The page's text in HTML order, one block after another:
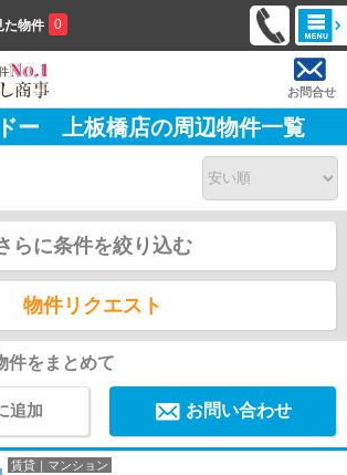
た物件 0
お問合せ
ー 上板橋店の周辺物件一覧
らに条件を絞り込む
物件リクエスト
件をまとめて
追加 お問い合わせ
賃貸｜マンション